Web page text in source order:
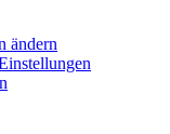
ändern